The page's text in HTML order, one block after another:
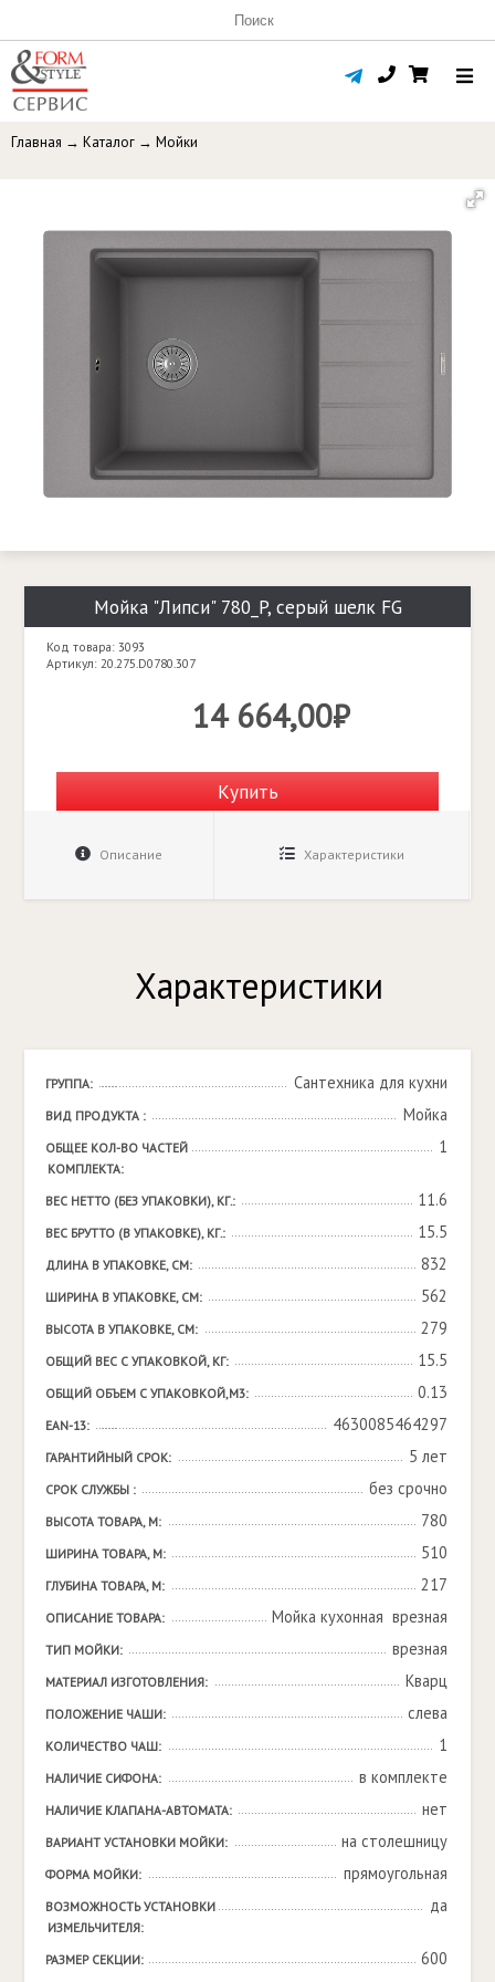
Главная → Каталог → Мойки
Мойка "Липси" 780_P, серый шелк FG
Код товара: 3093
Артикул: 20.275.D0780.307
14 664,00₽
Купить
Описание Характеристики
Характеристики
ГРУППА: Сантехника для кухни
ВИД ПРОДУКТА : Мойка
ОБЩЕЕ КОЛ-ВО ЧАСТЕЙ
КОМПЛЕКТА:
1
ВЕС НЕТТО (БЕЗ УПАКОВКИ), КГ.: 11.6
ВЕС БРУТТО (В УПАКОВКЕ), КГ.: 15.5
ДЛИНА В УПАКОВКЕ, СМ: 832
ШИРИНА В УПАКОВКЕ, СМ: 562
ВЫСОТА В УПАКОВКЕ, СМ: 279
ОБЩИЙ ВЕС С УПАКОВКОЙ, КГ: 15.5
ОБЩИЙ ОБЪЕМ С УПАКОВКОЙ,М3: 0.13
EAN-13: 4630085464297
ГАРАНТИЙНЫЙ СРОК: 5 лет
СРОК СЛУЖБЫ : без срочно
ВЫСОТА ТОВАРА, М: 780
ШИРИНА ТОВАРА, М: 510
ГЛУБИНА ТОВАРА, М: 217
ОПИСАНИЕ ТОВАРА: Мойка кухонная  врезная
ТИП МОЙКИ: врезная
МАТЕРИАЛ ИЗГОТОВЛЕНИЯ: Кварц
ПОЛОЖЕНИЕ ЧАШИ: слева
КОЛИЧЕСТВО ЧАШ: 1
НАЛИЧИЕ СИФОНА: в комплекте
НАЛИЧИЕ КЛАПАНА-АВТОМАТА: нет
ВАРИАНТ УСТАНОВКИ МОЙКИ: на столешницу
ФОРМА МОЙКИ: прямоугольная
ВОЗМОЖНОСТЬ УСТАНОВКИ
ИЗМЕЛЬЧИТЕЛЯ:
да
РАЗМЕР СЕКЦИИ: 600